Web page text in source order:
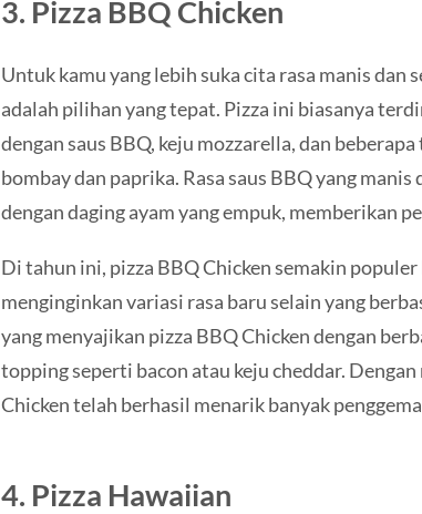
3. Pizza BBQ Chicken
Untuk kamu yang lebih suka cita rasa manis dan
adalah pilihan yang tepat. Pizza ini biasanya
dengan saus BBQ, keju mozzarella, dan
bombay dan paprika. Rasa saus BBQ yang
dengan daging ayam yang empuk, memberikan
Di tahun ini, pizza BBQ Chicken semakin
menginginkan variasi rasa baru selain yang
yang menyajikan pizza BBQ Chicken dengan
topping seperti bacon atau keju cheddar. Dengan
Chicken telah berhasil menarik banyak
4. Pizza Hawaiian